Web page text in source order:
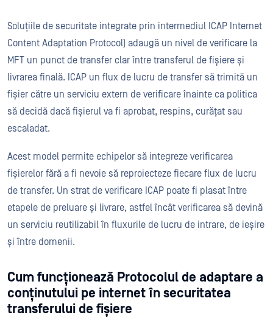
Soluțiile de securitate integrate prin intermediul ICAP Internet
Content Adaptation Protocol) adaugă un nivel de verificare la
MFT un punct de transfer clar între transferul de fișiere și
livrarea finală. ICAP un flux de lucru de transfer să trimită un
fișier către un serviciu extern de verificare înainte ca politica
să decidă dacă fișierul va fi aprobat, respins, curățat sau
escaladat.
Acest model permite echipelor să integreze verificarea
fișierelor fără a fi nevoie să reproiecteze fiecare flux de lucru
de transfer. Un strat de verificare ICAP poate fi plasat între
etapele de preluare și livrare, astfel încât verificarea să devină
un serviciu reutilizabil în fluxurile de lucru de intrare, de ieșire
și între domenii.
Cum funcționează Protocolul de adaptare a
conținutului pe internet în securitatea
transferului de fișiere